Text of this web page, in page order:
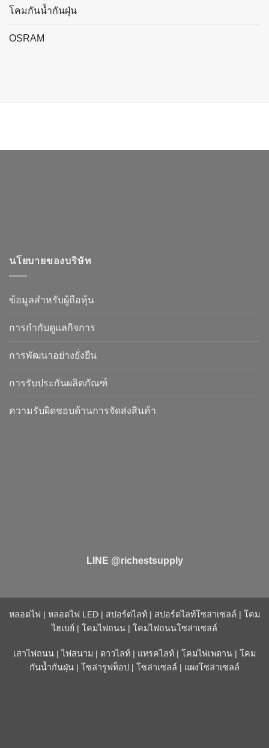
โคมกันน้ำกันฝุ่น
OSRAM
นโยบายของบริษัท
ข้อมูลสำหรับผู้ถือหุ้น
การกำกับดูแลกิจการ
การพัฒนาอย่างยั่งยืน
การรับประกันผลิตภัณฑ์
ความรับผิดชอบด้านการจัดส่งสินค้า
LINE @richestsupply
หลอดไฟ | หลอดไฟ LED | สปอร์ตไลท์ | สปอร์ตไลท์โซล่าเซลล์ | โคม
ไฮเบย์ | โคมไฟถนน | โคมไฟถนนโซล่าเซลล์
เสาไฟถนน |ไฟสนาม | ดาวไลท์ | แทรคไลท์ | โคมไฟเพดาน | โคม
กันน้ำกันฝุ่น | โซล่ารูฟท็อป | โซล่าเซลล์ | แผงโซล่าเซลล์